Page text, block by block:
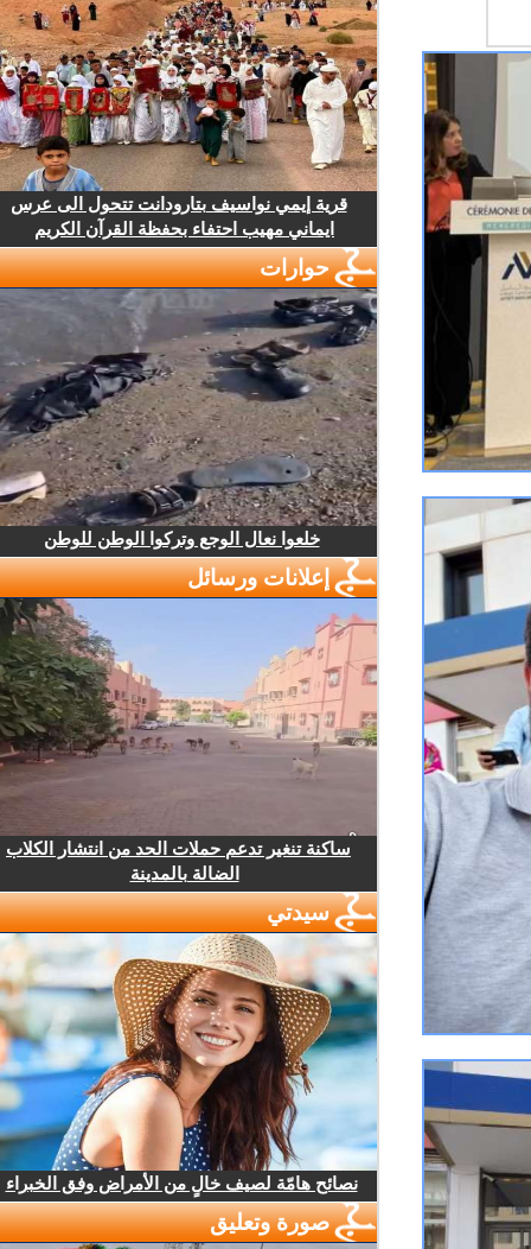
قرية إيمي نواسيف بتارودانت تتحول الى عرس
ايماني مهيب احتفاء بحفظة القرآن الكريم
حوارات
خلعوا نعال الوجع وتركوا الوطن للوطن
إعلانات ورسائل
ساكنة تنغير تدعم حملات الحد من انتشار الكلاب
الضالة بالمدينة
سيدتي
نصائح هامّة لصيف خالٍ من الأمراض وفق الخبراء
صورة وتعليق